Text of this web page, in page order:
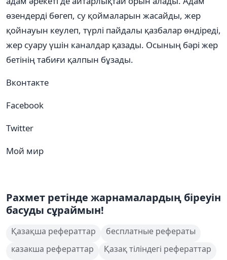
өзендерді бөгеп, су қоймаларын жасайды, жер
қойнауын кеулеп, түрлі пайдалы қазбалар өндіреді,
жер суару үшін каналдар қазады. Осының бәрі жер
бетінің табиғи қалпын бұзады.
Вконтакте
Facebook
Twitter
Мой мир
Рахмет ретінде жарнамалардың біреуін
басуды сұраймын!
Қазақша рефераттар
бесплатные рефераты
казакша рефераттар
Қазақ тіліндегі рефераттар